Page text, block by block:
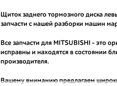
Щиток заднего тормозного диска
запчасти с нашей разборки машин
Все запчасти для MITSUBISHI - это
исправны и находятся в состоянии
производителя.
Вашему вниманию предлагаем